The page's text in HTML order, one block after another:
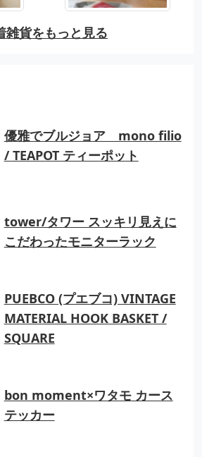
雑貨をもっと見る
優雅でブルジョア mono filio
/ TEAPOT ティーポット
tower/タワー スッキリ見えに
こだわったモニターラック
PUEBCO (プエブコ) VINTAGE
MATERIAL HOOK BASKET /
SQUARE
bon moment×ワタモ カース
テッカー